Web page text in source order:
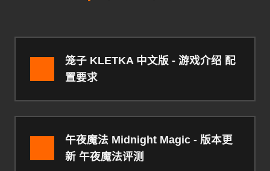
笼子 KLETKA 中文版 - 游戏介绍 配
置要求
午夜魔法 Midnight Magic - 版本更
新 午夜魔法评测